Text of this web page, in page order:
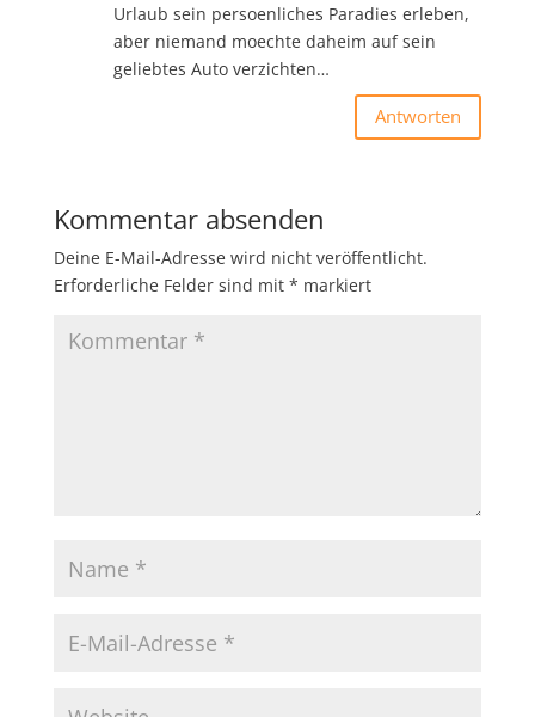
Urlaub sein persoenliches Paradies erleben,
aber niemand moechte daheim auf sein
geliebtes Auto verzichten…
Antworten
Kommentar absenden
Deine E-Mail-Adresse wird nicht veröffentlicht.
Erforderliche Felder sind mit * markiert